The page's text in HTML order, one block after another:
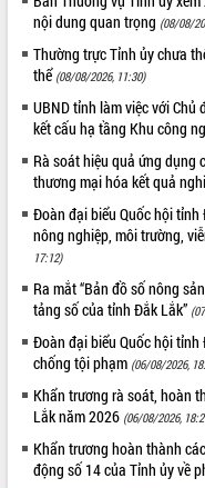
Tháo gỡ những vướng mắc, đẩy
công tác cải cách thủ tục hành
tại Trung tâm Phục vụ hành chính
công tỉnh
Đắk Lắk: Tôn vinh 46 giải pháp
thi Sáng tạo Kỹ thuật 2024 - 2025
Đắk Lắk rà soát, điều chỉnh Đề
về phát triển nuôi trồng thủy sản
Phó Chủ tịch UBND tỉnh Đắk Lắk
Trương Công Thái kiểm tra thực
Dự án cao tốc Khánh Hòa - Buôn
Thuột
Định vị cà phê Việt Nam như
sản sống” trong dòng chảy toàn
Xây dựng nông thôn mới: Nâng
sống người dân từ những mô hình
thực
Quyết liệt tháo gỡ vướng mắc,
nhanh tiến độ các dự án trọng
trong Khu kinh tế Nam Phú Yên
nội dung quan trọng (08/08/
Thường trực Tỉnh ủy chưa
thể (08/08/2026, 11:30)
UBND tỉnh làm việc với
kết cấu hạ tầng Khu công
Rà soát hiệu quả ứng dụng
thương mại hóa kết quả
Đoàn đại biểu Quốc hội
nông nghiệp, môi trường,
17:12)
Ra mắt “Bản đồ số nông
tảng số của tỉnh Đắk Lắk”
Đoàn đại biểu Quốc hội
chống tội phạm (06/08/2026,
Khẩn trương rà soát, hoàn
Lắk năm 2026 (06/08/2026,
Khẩn trương hoàn thành
động số 14 của Tỉnh ủy về